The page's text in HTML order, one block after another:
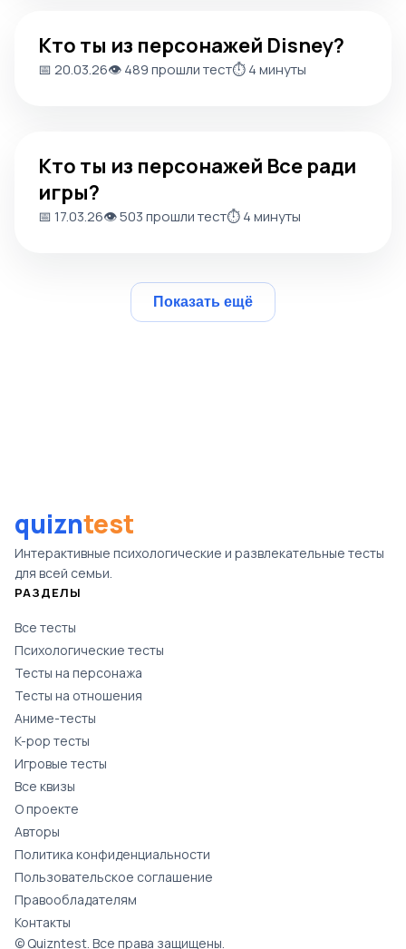
Кто ты из персонажей Disney?
📅 20.03.26👁️ 489 прошли тест⏱️ 4 минуты
Кто ты из персонажей Все ради
игры?
📅 17.03.26👁️ 503 прошли тест⏱️ 4 минуты
Показать ещё
quizntest
Интерактивные психологические и развлекательные тесты
для всей семьи.
РАЗДЕЛЫ
Все тесты
Психологические тесты
Тесты на персонажа
Тесты на отношения
Аниме-тесты
K-pop тесты
Игровые тесты
Все квизы
О проекте
Авторы
Политика конфиденциальности
Пользовательское соглашение
Правообладателям
Контакты
© Quizntest. Все права защищены.